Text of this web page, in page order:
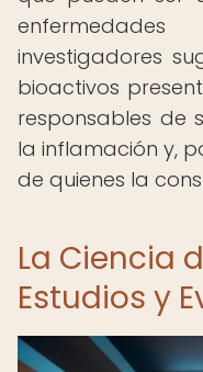
investigadores
bioactivos
responsables de
la inflamación y,
de quienes la
La Ciencia
Estudios y